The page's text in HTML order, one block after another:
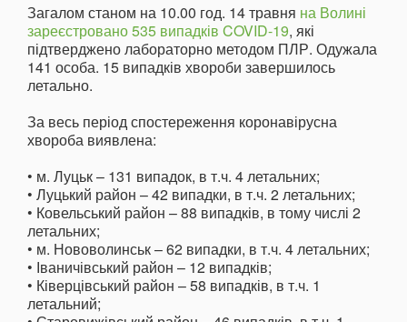
Загалом станом на 10.00 год. 14 травня на Волині
зареєстровано 535 випадків COVID-19, які
підтверджено лабораторно методом ПЛР. Одужала
141 особа. 15 випадків хвороби завершилось
летально.
За весь період спостереження коронавірусна
хвороба виявлена:
• м. Луцьк – 131 випадок, в т.ч. 4 летальних;
• Луцький район – 42 випадки, в т.ч. 2 летальних;
• Ковельський район – 88 випадків, в тому числі 2
летальних;
• м. Нововолинськ – 62 випадки, в т.ч. 4 летальних;
• Іваничівський район – 12 випадків;
• Ківерцівський район – 58 випадків, в т.ч. 1
летальний;